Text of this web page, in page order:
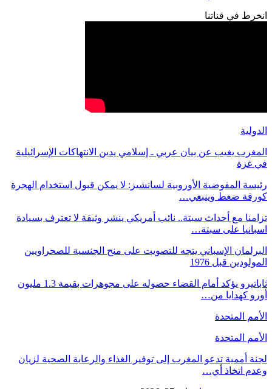
انخرط في قناتنا
الدولية
المغرب يغيب عن بيان عربي ـ إسلامي يدين الانتهاكات الإسرائيلية
في غزة
رئيسة المفوضية الأوروبية لسانشيز: لا يمكن قبول استخدام الهجرة
كورقة ضغط وينبغي…
تزامنا مع أحداث سبتة.. نائب أمريكي ينشر وثيقة لا تعترف بسيادة
اسبانيا على سبتة…
البرلمان الإسباني يتجه للتصويت على منح الجنسية للصحراويين
المولودين قبل 1976
ثاباتيرو يؤكد أمام القضاء حصوله على مجوهرات بقيمة 1.3 مليون
أورو كهدايا من…
الأمم المتحدة
الأمم المتحدة
لجنة أممية تدعو المغرب إلى توفير الغذاء والرعاية الصحية لزيان
وعدم اتخاذ أي…